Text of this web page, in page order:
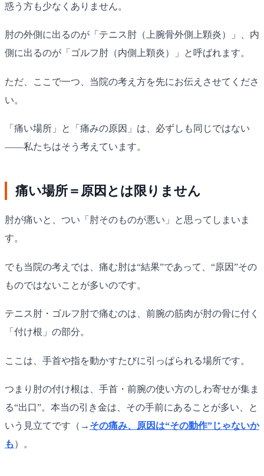
惑う方も少なくありません。
肘の外側に出るのが「テニス肘（上腕骨外側上顆炎）」、内
側に出るのが「ゴルフ肘（内側上顆炎）」と呼ばれます。
ただ、ここで一つ、当院の考え方を先にお伝えさせてくださ
い。
「痛い場所」と「痛みの原因」は、必ずしも同じではない
——私たちはそう考えています。
痛い場所＝原因とは限りません
肘が痛いと、つい「肘そのものが悪い」と思ってしまいま
す。
でも当院の考えでは、痛む肘は“結果”であって、“原因”その
ものではないことが多いのです。
テニス肘・ゴルフ肘で痛むのは、前腕の筋肉が肘の骨に付く
「付け根」の部分。
ここは、手首や指を動かすたびに引っぱられる場所です。
つまり肘の付け根は、手首・前腕の使い方のしわ寄せが集ま
る“出口”。本当の引き金は、その手前にあることが多い、と
いう見立てです（→ その痛み、原因は“その動作”じゃないか
も ）。